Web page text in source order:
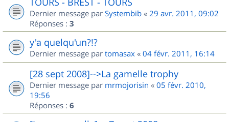
Dernier message par Systembib « 29 avr. 2011, 09:02
Réponses : 3
y'a quelqu'un?!?
Dernier message par tomasax « 04 févr. 2011, 16:14
[28 sept 2008]-->La gamelle trophy
Dernier message par mrmojorisin « 05 févr. 2010,
19:56
Réponses : 6